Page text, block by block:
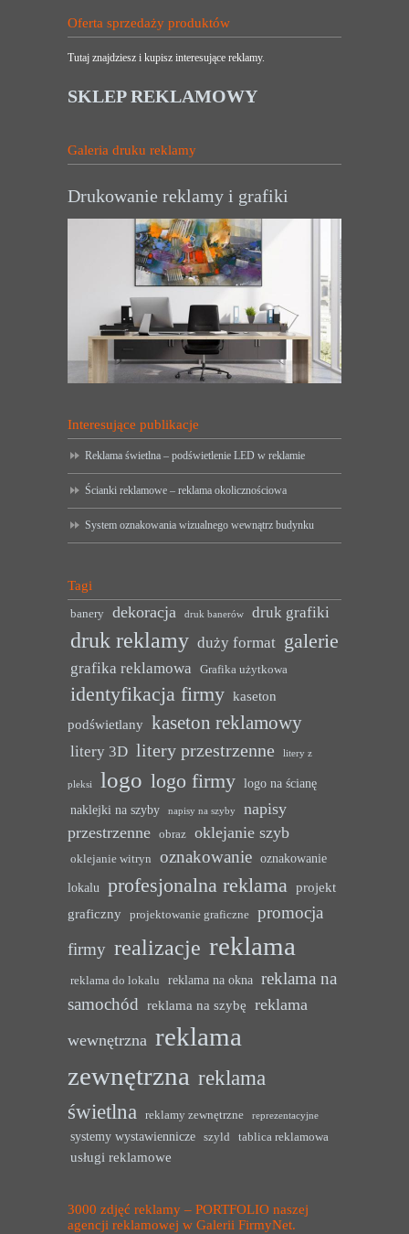
Oferta sprzedaży produktów
Tutaj znajdziesz i kupisz interesujące reklamy.
SKLEP REKLAMOWY
Galeria druku reklamy
Drukowanie reklamy i grafiki
Interesujące publikacje
Reklama świetlna – podświetlenie LED w reklamie
Ścianki reklamowe – reklama okolicznościowa
System oznakowania wizualnego wewnątrz budynku
Tagi
banery dekoracja druk banerów druk grafiki
druk reklamy duży format galerie
grafika reklamowa Grafika użytkowa
identyfikacja firmy kaseton
podświetlany kaseton reklamowy
litery 3D litery przestrzenne litery z
pleksi logo logo firmy logo na ścianę
naklejki na szyby
napisy na szyby
napisy
przestrzenne
obraz oklejanie szyb
oklejanie witryn oznakowanie oznakowanie
lokalu profesjonalna reklama projekt
graficzny
projektowanie graficzne
promocja
firmy realizacje reklama
reklama do lokalu reklama na okna reklama na
samochód reklama na szybę reklama
wewnętrzna reklama
zewnętrzna reklama
świetlna
reklamy zewnętrzne reprezentacyjne
systemy wystawiennicze szyld tablica reklamowa
usługi reklamowe
3000 zdjęć reklamy – PORTFOLIO naszej
agencji reklamowej w Galerii FirmyNet.